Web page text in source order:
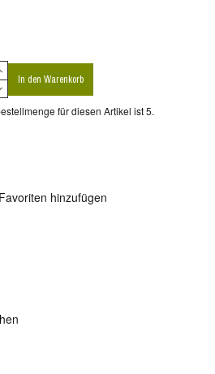
In den Warenkorb
für diesen Artikel ist 5.
hinzufügen